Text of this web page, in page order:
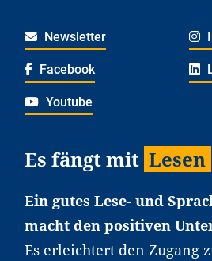
Newsletter
Facebook
Youtube
Es fängt mit Lesen
Ein gutes Lese- und
macht den positiven
Es erleichtert den Zugang